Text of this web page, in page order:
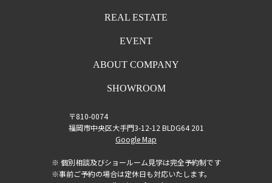
REAL ESTATE
EVENT
ABOUT COMPANY
SHOWROOM
〒810-0074
福岡市中央区大手門3-12-12 BLDG64 201
Google Map
※ 個別相談及びショールーム見学は完全予約制です
※事前ご予約の場合は定休日も対応いたします。